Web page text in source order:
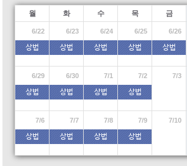
월 화 수 목 금
6/22 6/23 6/24 6/25 6/26
상법 상법 상법 상법 상법
6/29 6/30 7/1 7/2 7/3
상법 상법 상법 상법
7/6 7/7 7/8 7/9 7/10
상법 상법 상법 상법